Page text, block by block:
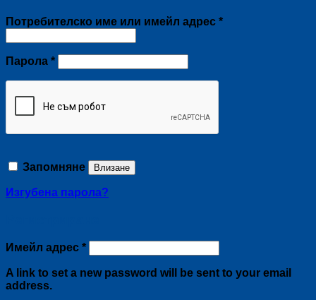
Потребителско име или имейл адрес *Задължително
Парола *Задължително
Запомняне Влизане
Изгубена парола?
Имейл адрес *Задължително
A link to set a new password will be sent to your email
address.